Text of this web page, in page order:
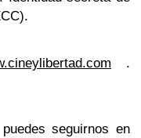
.
seguirnos en